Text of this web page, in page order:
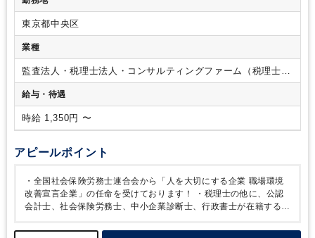
東京都中央区
業種
監査法人・税理士法人・コンサルティングファーム（税理士法
人）
給与・待遇
時給 1,350円 〜
アピールポイント
・全国社会保険労務士連合会から「人を大切にする企業 職場環境
改善宣言企業」の任命を受けております！
・税理士の他に、公認
会計士、社会保険労務士、中小企業診断士、行政書士が在籍する総
もに、担当分野以外の様々なノウハウ・知識を吸収することができ